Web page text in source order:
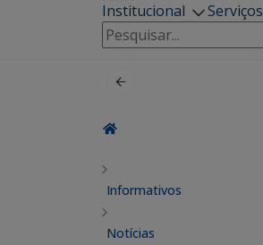
Institucional Serviços
Pesquisar
por:
Informativos
Notícias